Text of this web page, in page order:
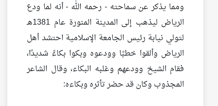
ومما يذكر عن سماحته - رحمه الله - أنه لما ودع
الرياض ليذهب إلى المدينة المنورة عام 1381هـ
لتولي نيابة رئيس الجامعة الإسلامية احتشد أهل
الرياض وألقوا خطبًا وودعوه وبكوا بكاءً شديدًا،
فقام الشيخ وودعهم وغلبه البكاء، وقال الشاعر
المجذوب وكان قد حضر تأثره وبكاءه: